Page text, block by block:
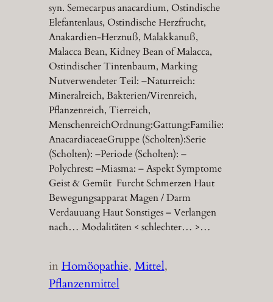
syn. Semecarpus anacardium, Ostindische
Elefantenlaus, Ostindische Herzfrucht,
Anakardien-Herznuß, Malakkanuß,
Malacca Bean, Kidney Bean of Malacca,
Ostindischer Tintenbaum, Marking
Nutverwendeter Teil: –Naturreich:
Mineralreich, Bakterien/Virenreich,
Pflanzenreich, Tierreich,
MenschenreichOrdnung:Gattung:Familie:
AnacardiaceaeGruppe (Scholten):Serie
(Scholten): –Periode (Scholten): –
Polychrest: –Miasma: – Aspekt Symptome
Geist & Gemüt Furcht Schmerzen Haut
Bewegungsapparat Magen / Darm
Verdauuang Haut Sonstiges – Verlangen
nach… Modalitäten < schlechter… >…
inHomöopathie, Mittel
Pflanzenmittel